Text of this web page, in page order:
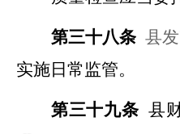
第三十八条 县
实施日常监管。
第三十九条 县